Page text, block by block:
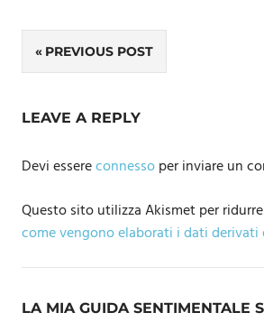
Navigazione
PREVIOUS POST
LEAVE A REPLY
Devi essereconnessoper inviare un
Questo sito utilizza Akismet per
come vengono elaborati i dati
LA MIA GUIDA SENTIMENTALE